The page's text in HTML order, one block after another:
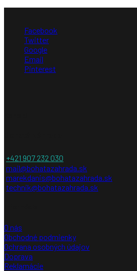
Facebook
Twitter
Google
Email
Pinterest
+421 907 232 030
mail@bohatazahrada.sk
marekdanis@bohatazahrada.sk
technik@bohatazahrada.sk
O nás
Obchodné podmienky
Ochrana osobných údajov
Doprava
Reklamácie